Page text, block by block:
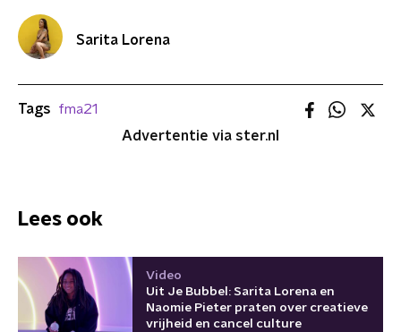
Sarita Lorena
Tags
fma21
Advertentie via ster.nl
Lees ook
Video
Uit Je Bubbel: Sarita Lorena en
Naomie Pieter praten over creatieve
vrijheid en cancel culture